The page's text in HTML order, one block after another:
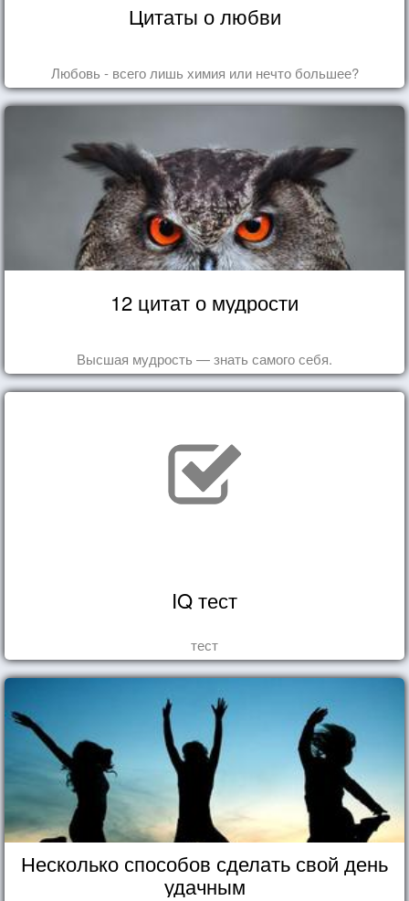
Цитаты о любви
Любовь - всего лишь химия или нечто большее?
12 цитат о мудрости
Высшая мудрость — знать самого себя.
IQ тест
тест
Несколько способов сделать свой день
удачным